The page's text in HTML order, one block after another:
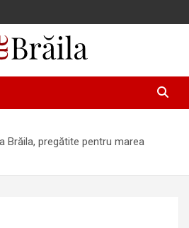
Brăila, pregătite pentru marea